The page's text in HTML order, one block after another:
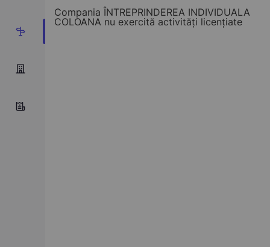
Compania ÎNTREPRINDEREA INDIVIDUALA
COLOANA nu exercită activități licențiate